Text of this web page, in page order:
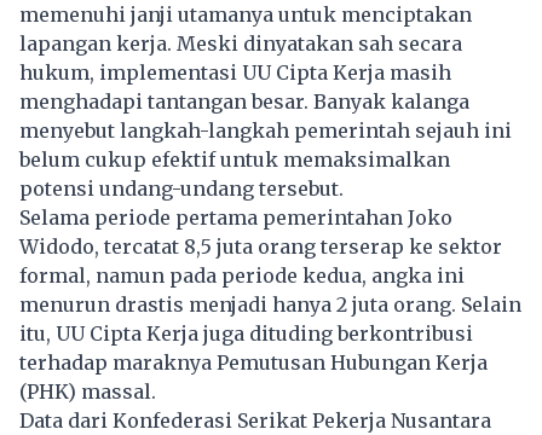
memenuhi janji utamanya untuk menciptakan
lapangan kerja. Meski dinyatakan sah secara
hukum, implementasi UU Cipta Kerja masih
menghadapi tantangan besar. Banyak kalanga
menyebut langkah-langkah pemerintah sejauh ini
belum cukup efektif untuk memaksimalkan
potensi undang-undang tersebut.
Selama periode pertama pemerintahan Joko
Widodo, tercatat 8,5 juta orang terserap ke sektor
formal, namun pada periode kedua, angka ini
menurun drastis menjadi hanya 2 juta orang. Selain
itu, UU Cipta Kerja juga dituding berkontribusi
terhadap maraknya Pemutusan Hubungan Kerja
(PHK) massal.
Data dari Konfederasi Serikat Pekerja Nusantara